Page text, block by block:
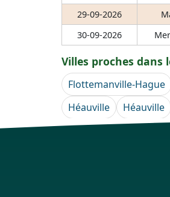
29-09-2026
30-09-2026
Villes proches dans
Flottemanville-Hague
Héauville
Héauville